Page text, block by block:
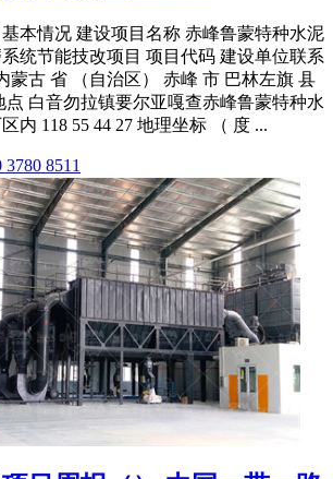
本情况 建设项目名称 赤峰鲁蒙特种水泥
统节能技改项目 项目代码 建设单位联系
蒙古 省 （自治区） 赤峰 市 巴林左旗 县
点 白音勿拉镇要尔亚嘎查赤峰鲁蒙特种水
内 118 55 44 27 地理坐标 （ 度 ...
8511